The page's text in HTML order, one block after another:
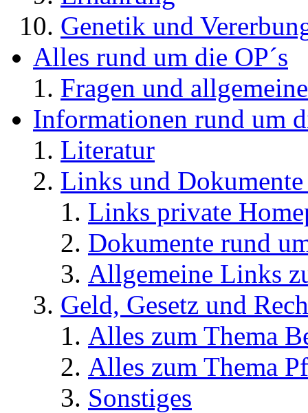
Genetik und
Alles rund um die OP´s
Fragen und
Informationen rund um
Literatur
Links und
Links private
Dokumente rund
Allgemeine Links
Geld, Gesetz und
Alles zum Thema
Alles zum Thema
Sonstiges